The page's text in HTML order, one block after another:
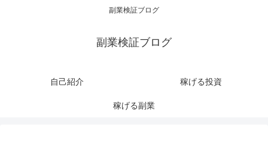
副業検証ブログ
副業検証ブログ
自己紹介 稼げる投資
稼げる副業